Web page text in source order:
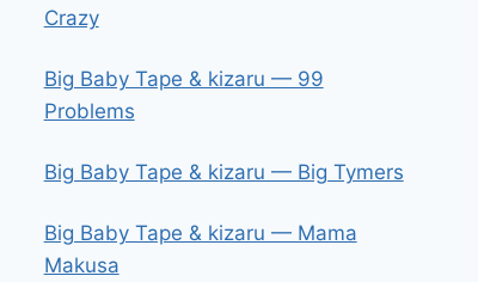
Crazy
Big Baby Tape & kizaru — 99
Problems
Big Baby Tape & kizaru — Big Tymers
Big Baby Tape & kizaru — Mama
Makusa